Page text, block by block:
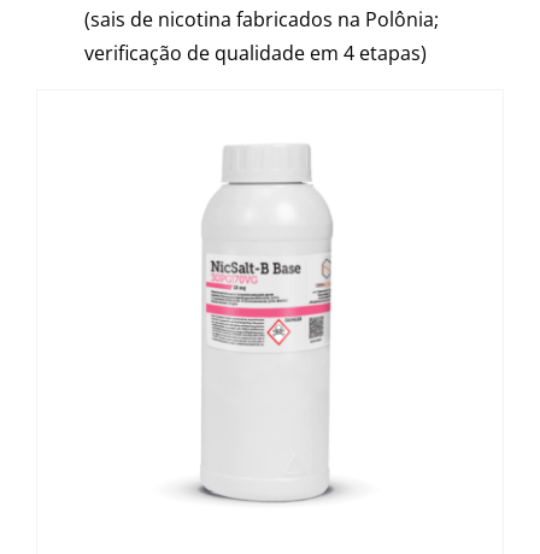
(sais de nicotina fabricados na Polônia;
verificação de qualidade em 4 etapas)